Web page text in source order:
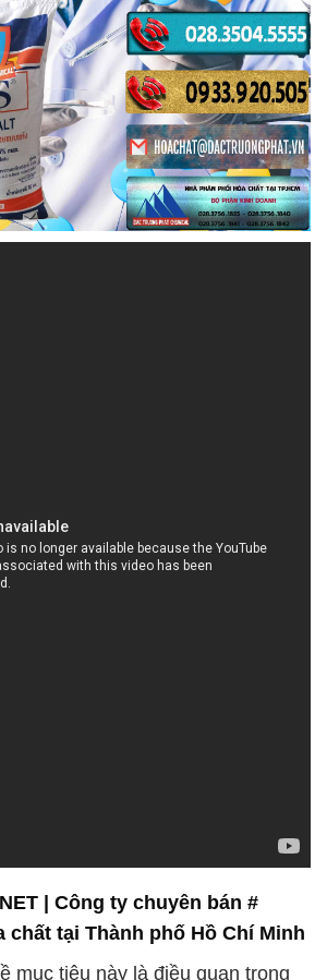
| Công ty chuyên bán #
tại Thành phố Hồ Chí Minh
mục tiêu này là điều quan trọng